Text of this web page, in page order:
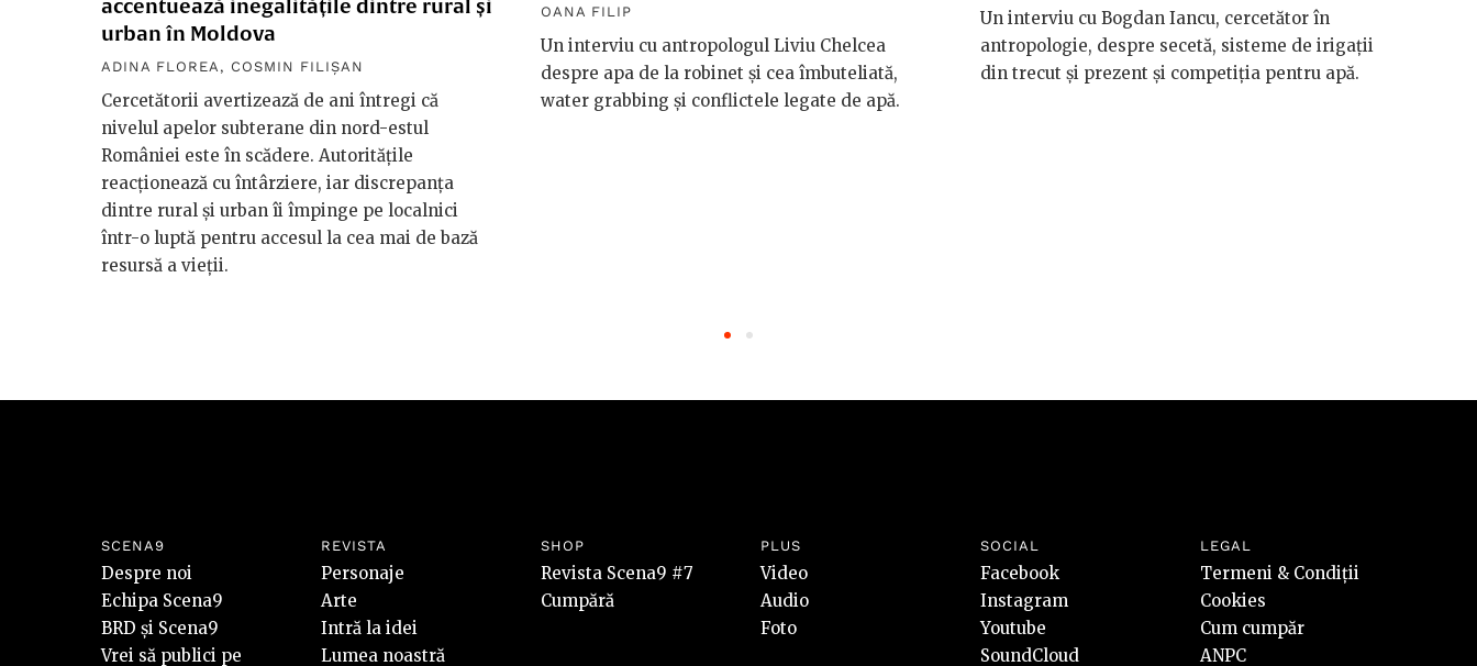
accentuează inegalitățile dintre rural și
urban în Moldova
ADINA FLOREA , COSMIN FILIȘAN
Cercetătorii avertizează de ani întregi că
nivelul apelor subterane din nord-estul
României este în scădere. Autoritățile
reacționează cu întârziere, iar discrepanța
dintre rural și urban îi împinge pe localnici
într-o luptă pentru accesul la cea mai de bază
resursă a vieții.
OANA FILIP
Un interviu cu antropologul Liviu Chelcea
despre apa de la robinet și cea îmbuteliată,
water grabbing și conflictele legate de apă.
Un interviu cu Bogdan Iancu, cercetător în
antropologie, despre secetă, sisteme de irigații
din trecut și prezent și competiția pentru apă.
SCENA9
Despre noi
Echipa Scena9
BRD și Scena9
Vrei să publici pe
REVISTA
Personaje
Arte
Intră la idei
Lumea noastră
SHOP
Revista Scena9 #7
Cumpără
PLUS
Video
Audio
Foto
SOCIAL
Facebook
Instagram
Youtube
SoundCloud
LEGAL
Termeni & Condiții
Cookies
Cum cumpăr
ANPC